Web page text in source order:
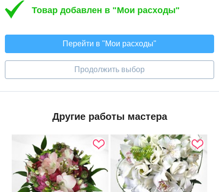
Товар добавлен в "Мои расходы"
Перейти в "Мои расходы"
Продолжить выбор
Другие работы мастера